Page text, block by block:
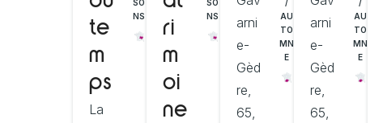
te
m
ps
La
SO
NS
ri
m
oi
ne
SO
NS
arni
e-
Gèd
re,
65,
/
AU
TO
MN
E
arni
e-
Gèd
re,
65,
/
AU
TO
MN
E